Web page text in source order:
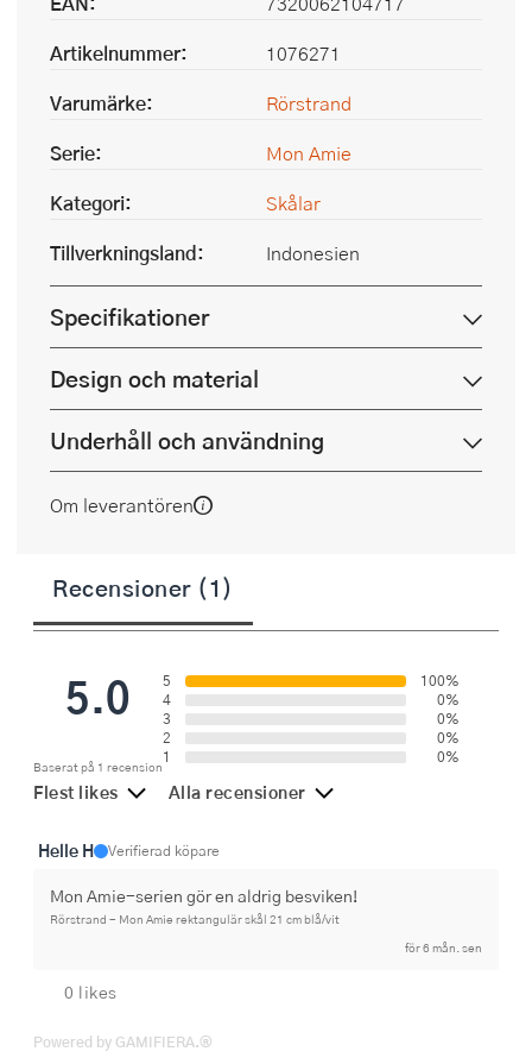
Artikelnummer:
1076271
Varumärke:
Rörstrand
Serie:
Mon Amie
Kategori:
Skålar
Tillverkningsland:
Indonesien
Specifikationer
Design och material
Underhåll och användning
Om leverantören
Recensioner (1)
5.0
Baserat på 1 recension
5
100%
4
0%
3
0%
2
0%
1
0%
Flest likes Alla recensioner
Helle H Verifierad köpare
Mon Amie-serien gör en aldrig besviken!
Rörstrand - Mon Amie rektangulär skål 21 cm blå/vit
för 6 mån. sen
0 likes
Powered by GAMIFIERA.®